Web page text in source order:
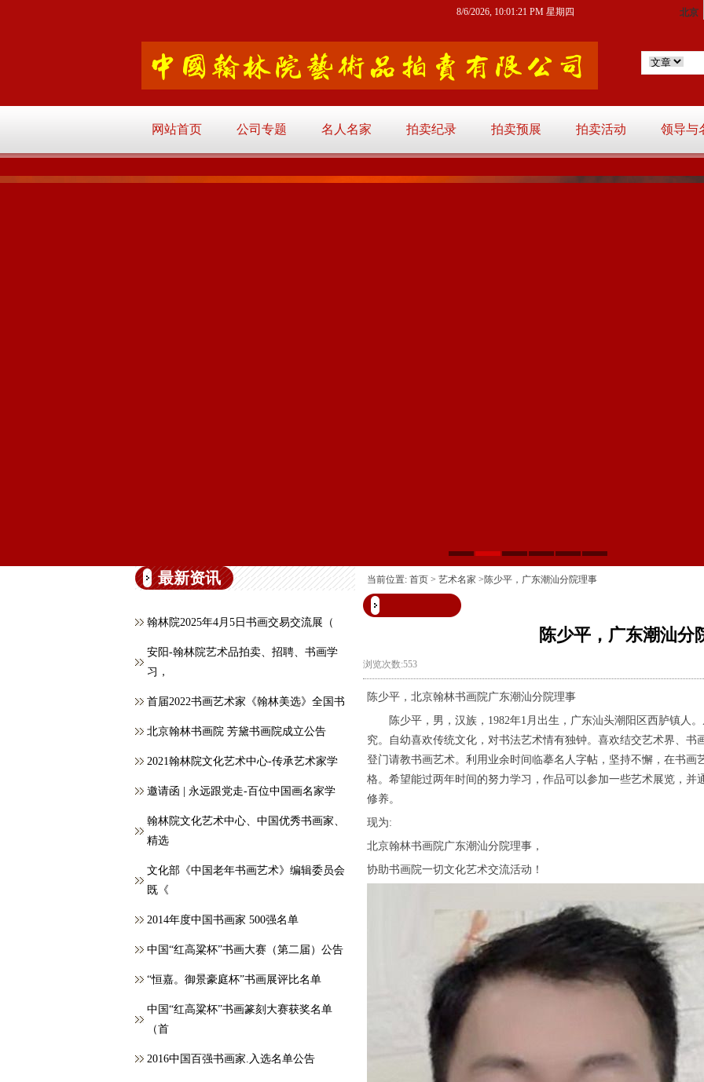
网站首页 公司专题 名人名家 拍卖纪录 拍卖预展 拍卖活动 领导与
8/6/2026, 10:01:22 PM 星期四
1 2 4
最新资讯
翰林院2025年4月5日书画交易交流展（
安阳-翰林院艺术品拍卖、招聘、书画学
习，
首届2022书画艺术家《翰林美选》全国书
北京翰林书画院 芳黛书画院成立公告
2021翰林院文化艺术中心-传承艺术家学
邀请函 | 永远跟党走-百位中国画名家学
翰林院文化艺术中心、中国优秀书画家、
精选
文化部《中国老年书画艺术》编辑委员会
既《
2014年度中国书画家 500强名单
中国“红高粱杯”书画大赛（第二届）公告
“恒嘉。御景豪庭杯”书画展评比名单
中国“红高粱杯”书画篆刻大赛获奖名单
（首
2016中国百强书画家.入选名单公告
当前位置: 首页 > 艺术名家 >陈少平，广东潮汕分院理事
陈少平，广东潮汕分
浏览次数:553
陈少平，北京翰林书画院广东潮汕分院理事
陈少平，男，汉族，1982年1月出生，广东汕头潮阳区西胪镇人
究。自幼喜欢传统文化，对书法艺术情有独钟。喜欢结交艺术界、
登门请教书画艺术。利用业余时间临摹名人字帖，坚持不懈，在书画
格。希望能过两年时间的努力学习，作品可以参加一些艺术展览，并
修养。
现为:
北京翰林书画院广东潮汕分院理事，
协助书画院一切文化艺术交流活动！